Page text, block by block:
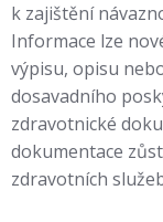
k zajištění
Informace lze
výpisu, opisu
dosavadního
zdravotnické
dokumentace
zdravotních